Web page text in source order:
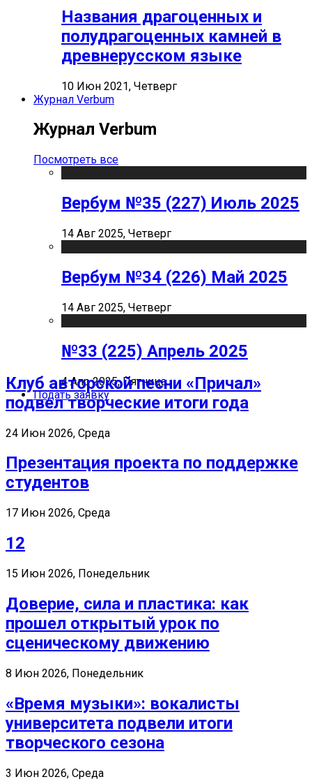
Названия драгоценных и
полудрагоценных камней в
древнерусском языке
10 Июн 2021, Четверг
Журнал Verbum
Журнал Verbum
Посмотреть все
Вербум №35 (227) Июль 2025
14 Авг 2025, Четверг
Вербум №34 (226) Май 2025
14 Авг 2025, Четверг
№33 (225) Апрель 2025
4 Апр 2025, Пятница
Подать заявку
Клуб авторской песни «Причал»
подвел творческие итоги года
24 Июн 2026, Среда
Презентация проекта по поддержке
студентов
17 Июн 2026, Среда
12
15 Июн 2026, Понедельник
Доверие, сила и пластика: как
прошел открытый урок по
сценическому движению
8 Июн 2026, Понедельник
«Время музыки»: вокалисты
университета подвели итоги
творческого сезона
3 Июн 2026, Среда